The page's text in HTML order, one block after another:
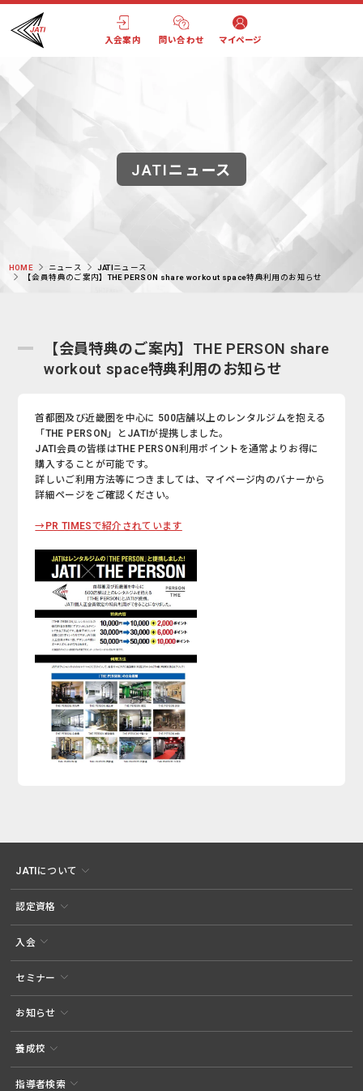
入会案内 問い合わせ マイページ
JATIニュース
HOME ニュース
JATIニュース
【会員特典のご案内】THE PERSON share workout space特典利用のお知らせ
【会員特典のご案内】THE PERSON share
workout space特典利用のお知らせ
首都圏及び近畿圏を中心に 500店舗以上のレンタルジムを抱える
「THE PERSON」とJATIが提携しました。
JATI会員の皆様はTHE PERSON利用ポイントを通常よりお得に
購入することが可能です。
詳しいご利用方法等につきましては、マイページ内のバナーから
詳細ページをご確認ください。
→PR TIMESで紹介されています
JATIについて
認定資格
入会
セミナー
お知らせ
養成校
指導者検索